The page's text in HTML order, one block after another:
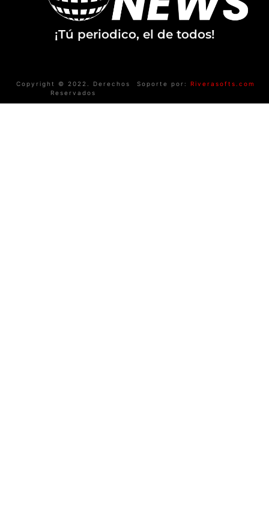
¡Tú periodico, el de todos!
Copyright © 2022. Derechos
Reservados
Soporte por: Riverasofts.com